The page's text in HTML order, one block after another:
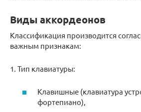
Виды аккордеонов
Классификация производится
важным признакам:
1. Тип клавиатуры:
Клавишные (клавиатура
фортепиано),